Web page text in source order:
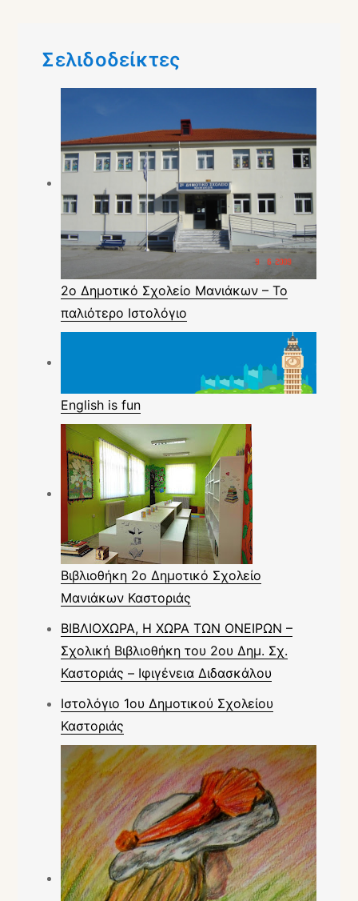
Σελιδοδείκτες
2ο Δημοτικό Σχολείο Μανιάκων – Το
παλιότερο Ιστολόγιο
English is fun
Βιβλιοθήκη 2ο Δημοτικό Σχολείο
Μανιάκων Καστοριάς
ΒΙΒΛΙΟΧΩΡΑ, Η ΧΩΡΑ ΤΩΝ ΟΝΕΙΡΩΝ –
Σχολική Βιβλιοθήκη του 2ου Δημ. Σχ.
Καστοριάς – Ιφιγένεια Διδασκάλου
Ιστολόγιο 1ου Δημοτικού Σχολείου
Καστοριάς